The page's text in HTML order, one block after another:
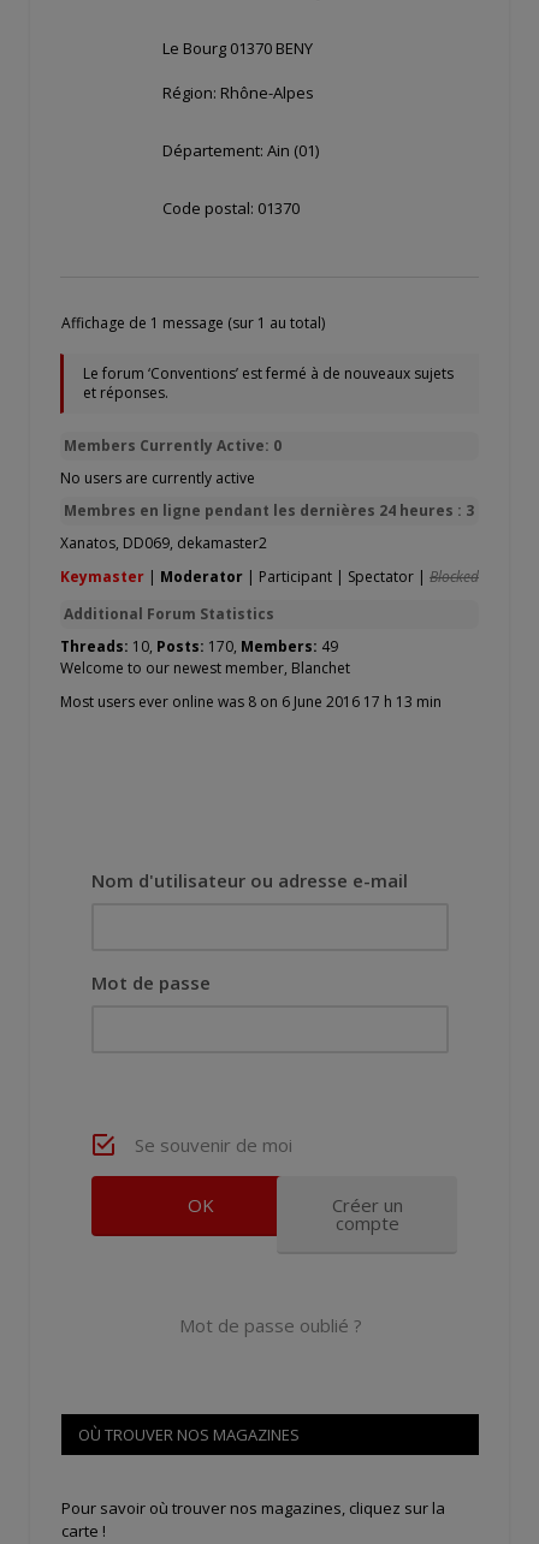
Le Bourg 01370 BENY
Région: Rhône-Alpes
Département: Ain (01)
Code postal: 01370
Affichage de 1 message (sur 1 au total)
Le forum ‘Conventions’ est fermé à de nouveaux sujets
et réponses.
Members Currently Active: 0
No users are currently active
Membres en ligne pendant les dernières 24 heures : 3
Xanatos, DD069, dekamaster2
Keymaster | Moderator | Participant | Spectator | Blocked
Additional Forum Statistics
Threads: 10, Posts: 170, Members: 49
Welcome to our newest member, Blanchet
Most users ever online was 8 on 6 June 2016 17 h 13 min
Nom d'utilisateur ou adresse e-mail
Mot de passe
Se souvenir de moi
Créer un
compte
Mot de passe oublié ?
OÙ TROUVER NOS MAGAZINES
Pour savoir où trouver nos magazines, cliquez sur la
carte !